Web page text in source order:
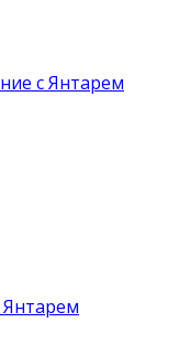
с Янтарем
Янтарем